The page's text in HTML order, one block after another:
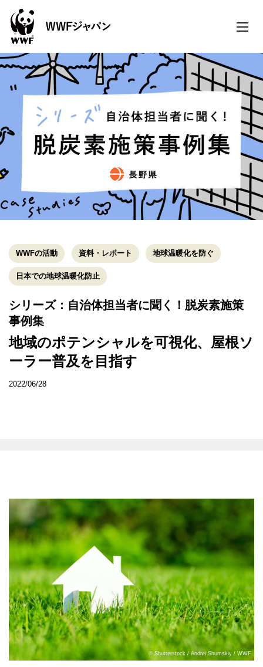
toggle
WWFの活動 資料・レポート 地球温暖化を防ぐ
日本での地球温暖化防止
シリーズ：自治体担当者に聞く！脱炭素施策
事例集
地域のポテンシャルを可視化、屋根ソ
ーラー普及を目指す
2022/06/28
© Shutterstock / Andrei Shumskiy / WWF